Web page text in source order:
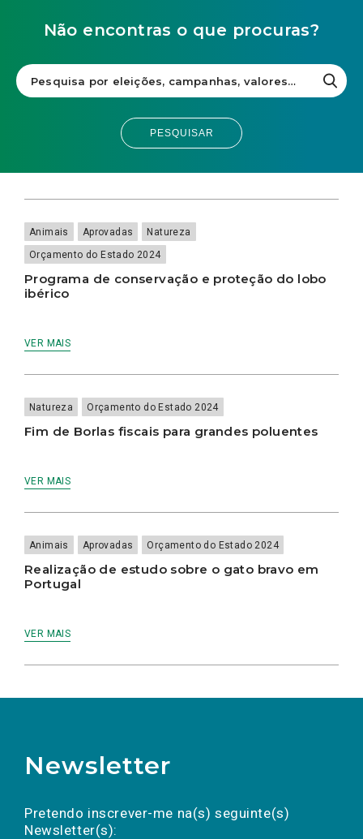
Não encontras o que procuras?
PESQUISAR
Animais Aprovadas
Natureza
Orçamento do Estado 2024
Programa de conservação e proteção do lobo
ibérico
VER MAIS
Natureza Orçamento do Estado 2024
Fim de Borlas fiscais para grandes poluentes
VER MAIS
Animais Aprovadas Orçamento do Estado 2024
Realização de estudo sobre o gato bravo em
Portugal
VER MAIS
Newsletter
Pretendo inscrever-me na(s) seguinte(s)
Newsletter(s):
a(s) newsletter(s).
mail